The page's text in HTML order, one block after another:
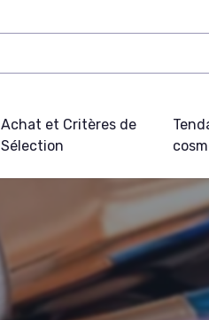
Achat et Critères de
Sélection